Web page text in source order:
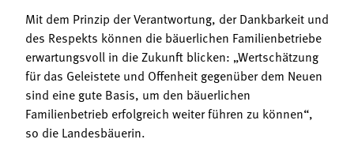
Mit dem Prinzip der Verantwortung, der Dankbarkeit und
des Respekts können die bäuerlichen Familienbetriebe
erwartungsvoll in die Zukunft blicken: „Wertschätzung
für das Geleistete und Offenheit gegenüber dem Neuen
sind eine gute Basis, um den bäuerlichen
Familienbetrieb erfolgreich weiter führen zu können“,
so die Landesbäuerin.